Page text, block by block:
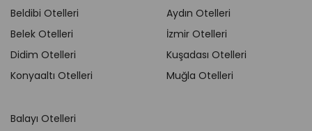
Beldibi Otelleri
Belek Otelleri
Didim Otelleri
Konyaaltı Otelleri
Aydın Otelleri
İzmir Otelleri
Kuşadası Otelleri
Muğla Otelleri
Balayı Otelleri